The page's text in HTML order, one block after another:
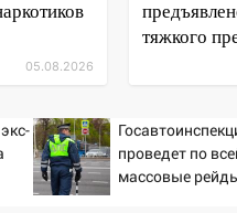
05.08.2026
тяжкого
проведет по
массовые